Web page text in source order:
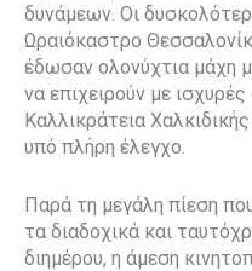
δυνάμεων. Οι
Ωραιόκαστρο
έδωσαν ολονύχτια μάχη
να επιχειρούν με
Καλλικράτεια
υπό πλήρη έλεγχο.
Παρά τη μεγάλη πίεση
τα διαδοχικά και
διημέρου, η άμεση